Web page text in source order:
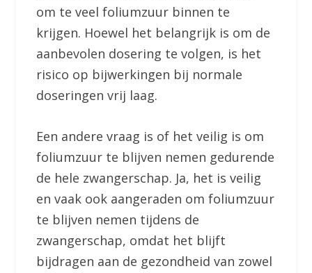
om te veel foliumzuur binnen te
krijgen. Hoewel het belangrijk is om de
aanbevolen dosering te volgen, is het
risico op bijwerkingen bij normale
doseringen vrij laag.
Een andere vraag is of het veilig is om
foliumzuur te blijven nemen gedurende
de hele zwangerschap. Ja, het is veilig
en vaak ook aangeraden om foliumzuur
te blijven nemen tijdens de
zwangerschap, omdat het blijft
bijdragen aan de gezondheid van zowel